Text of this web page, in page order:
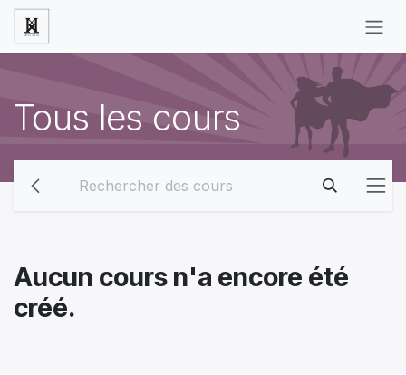
Se rendre au contenu
Tous les cours
Aucun cours n'a encore été
créé.